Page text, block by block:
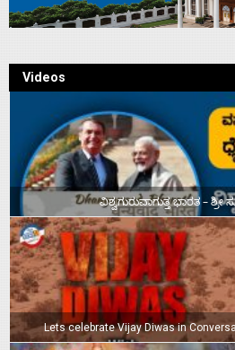
Videos
ವಿಶ್ವಗುರುವಾಗುತ್ತ ಭಾರತ –
Lets celebrate Vijay Diwas in